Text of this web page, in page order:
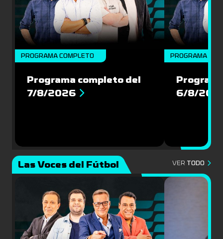
PROGRAMA COMPLETO
Programa completo del
7/8/2026
PROGRAMA
6/8/
Las Voces del Fútbol VER TODO